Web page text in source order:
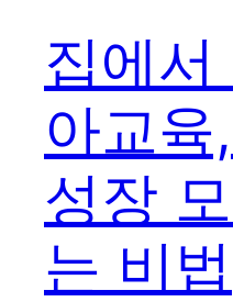
집에
아교
성장
는 비법